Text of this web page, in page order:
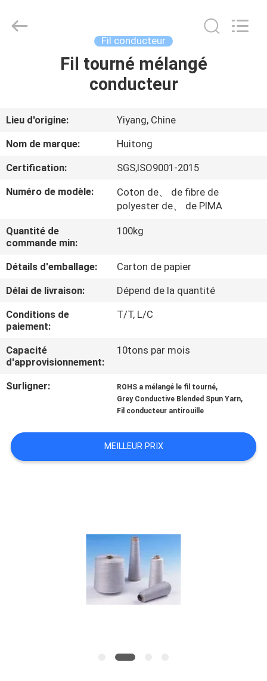
MAISON
VIDÉOS
EXPOSITION
DE
SUJET
DE
NOUS
VISITE
DE
QUALITÉ
DEMANDEZ
Advanced
Materials
Fil conducteur
Fil tourné mélangé
conducteur
Lieu d'origine:
Yiyang, Chine
Nom de marque:
Huitong
Certification:
SGS,ISO9001-2015
Numéro de modèle:
Coton de、 de fibre de
polyester de、 de PIMA
Quantité de
commande min:
100kg
Détails d'emballage:
Carton de papier
Délai de livraison:
Dépend de la quantité
Conditions de
paiement:
T/T, L/C
Capacité
d'approvisionnement:
10tons par mois
Surligner: ROHS a mélangé le fil tourné,
Grey Conductive Blended Spun Yarn,
Fil conducteur antirouille
MEILLEUR PRIX